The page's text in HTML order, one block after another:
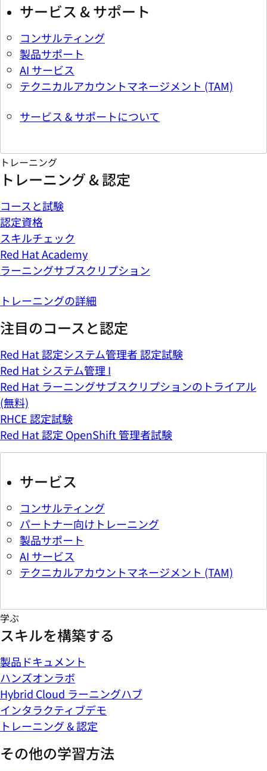
サービス & サポート
コンサルティング
製品サポート
AI サービス
テクニカルアカウントマネージメント (TAM)
サービス & サポートについて
トレーニング
トレーニング & 認定
コースと試験
認定資格
スキルチェック
Red Hat Academy
ラーニングサブスクリプション
トレーニングの詳細
注目のコースと認定
Red Hat 認定システム管理者 認定試験
Red Hat システム管理 I
Red Hat ラーニングサブスクリプションのトライアル
(無料)
RHCE 認定試験
Red Hat 認定 OpenShift 管理者試験
サービス
コンサルティング
パートナー向けトレーニング
製品サポート
AI サービス
テクニカルアカウントマネージメント (TAM)
学ぶ
スキルを構築する
製品ドキュメント
ハンズオンラボ
Hybrid Cloud ラーニングハブ
インタラクティブデモ
トレーニング & 認定
その他の学習方法